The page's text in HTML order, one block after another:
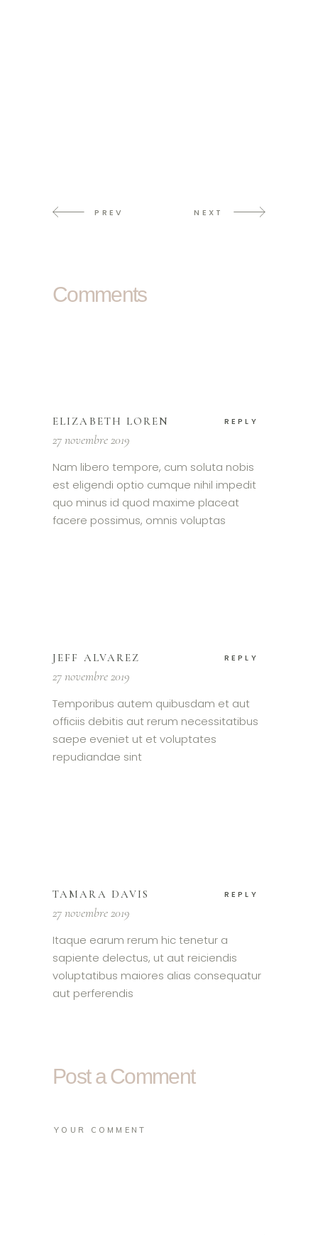
PREV NEXT
Comments
ELIZABETH LOREN REPLY
27 novembre 2019
Nam libero tempore, cum soluta nobis
est eligendi optio cumque nihil impedit
quo minus id quod maxime placeat
facere possimus, omnis voluptas
JEFF ALVAREZ REPLY
27 novembre 2019
Temporibus autem quibusdam et aut
officiis debitis aut rerum necessitatibus
saepe eveniet ut et voluptates
repudiandae sint
TAMARA DAVIS REPLY
27 novembre 2019
Itaque earum rerum hic tenetur a
sapiente delectus, ut aut reiciendis
voluptatibus maiores alias consequatur
aut perferendis
Post a Comment